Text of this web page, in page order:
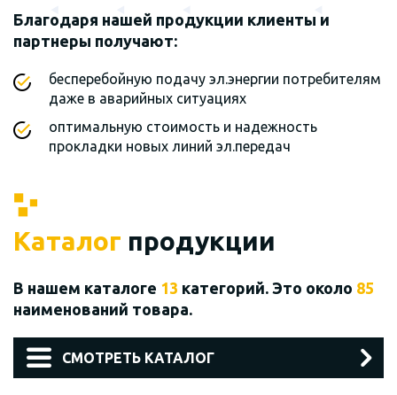
Благодаря нашей продукции клиенты и
партнеры получают:
бесперебойную подачу эл.энергии потребителям
даже в аварийных ситуациях
оптимальную стоимость и надежность
прокладки новых линий эл.передач
Каталог продукции
В нашем каталоге 13 категорий. Это около 85
наименований товара.
СМОТРЕТЬ КАТАЛОГ